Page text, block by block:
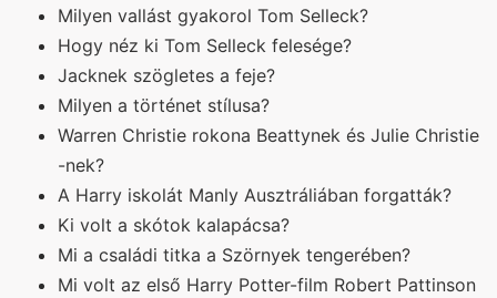
Milyen vallást gyakorol Tom Selleck?
Hogy néz ki Tom Selleck felesége?
Jacknek szögletes a feje?
Milyen a történet stílusa?
Warren Christie rokona Beattynek és Julie Christie
-nek?
A Harry iskolát Manly Ausztráliában forgatták?
Ki volt a skótok kalapácsa?
Mi a családi titka a Szörnyek tengerében?
Mi volt az első Harry Potter-film Robert Pattinson